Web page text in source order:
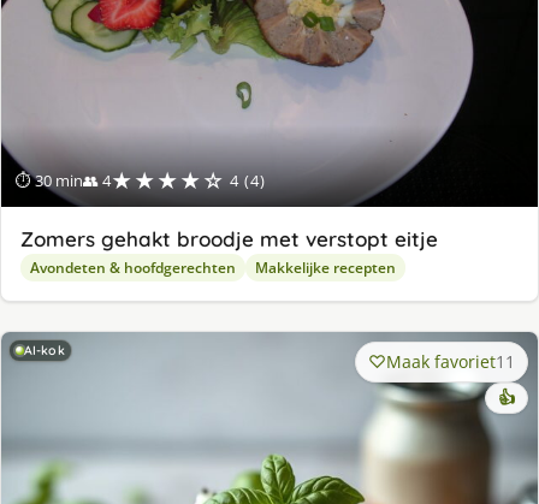
⏱ 30 min👥 4★★★★☆ 4 (4)
Zomers gehakt broodje met verstopt eitje
Avondeten & hoofdgerechten Makkelijke recepten
AI-kok Maak favoriet11
👍